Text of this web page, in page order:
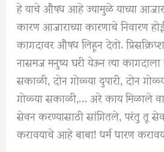
हे याचे औषध आहे ज्यामुळे याच्या
कारण आजाराच्या कारणाचे निवारण
कागदावर औषध लिहून देतो.
नासमज मनुष्य घरी येऊन त्या
सकाळी, दोन गोळ्या दुपारी, दोन
गोळ्या सकाळी,… अरे काय मिळाले
सेवन करण्यासाठी सांगितले, परंतु तू
करावयाचे आहे बाबा! धर्म धारण